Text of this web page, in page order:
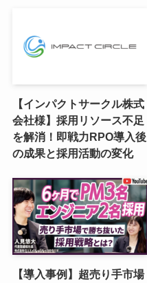
【インパクトサークル株式
会社様】採用リソース不足
を解消！即戦力RPO導入後
の成果と採用活動の変化
【導入事例】超売り手市場